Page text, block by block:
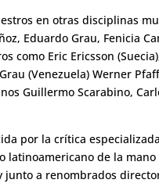
en otras disciplinas
Eduardo Grau, Fenicia
como Eric Ericsson
(Venezuela) Werner
Guillermo Scarabino,
por la crítica
de la
junto a renombrados